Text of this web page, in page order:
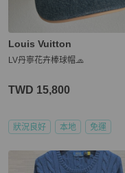
Louis Vuitton
LV丹寧花卉棒球帽🧢
TWD 15,800
狀況良好 本地 免運